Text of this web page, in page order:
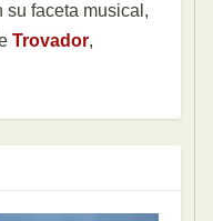
faceta musical,
Trovador,